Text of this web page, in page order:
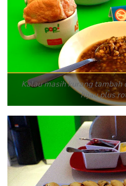
Kalau masih kurang tambah
hijau plus